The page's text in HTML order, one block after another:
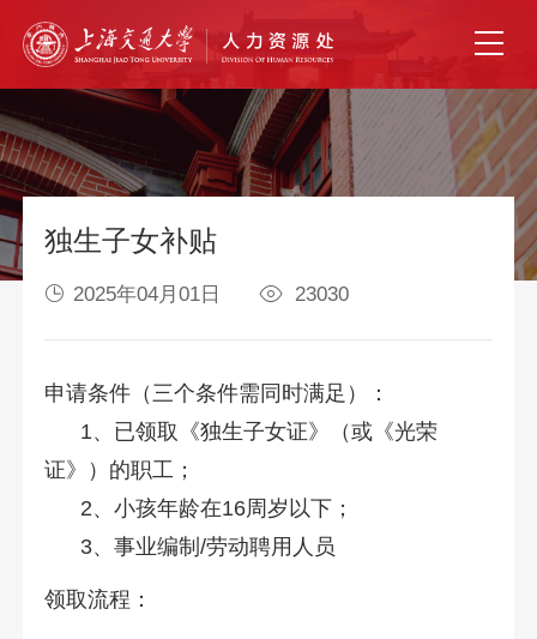
独生子女补贴
2025年04月01日 23030
申请条件（三个条件需同时满足）：
1、已领取《独生子女证》（或《光荣
证》）的职工；
2、小孩年龄在16周岁以下；
3、事业编制/劳动聘用人员
领取流程：